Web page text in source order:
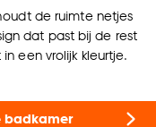
de ruimte netjes
dat past bij de rest
een vrolijk kleurtje.
badkamer